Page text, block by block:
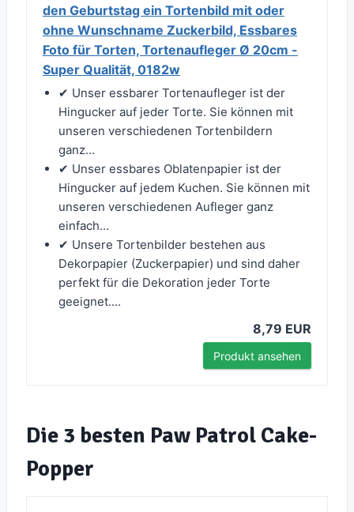
den Geburtstag ein Tortenbild mit oder
ohne Wunschname Zuckerbild, Essbares
Foto für Torten, Tortenaufleger Ø 20cm -
Super Qualität, 0182w
✔ Unser essbarer Tortenaufleger ist der
Hingucker auf jeder Torte. Sie können mit
unseren verschiedenen Tortenbildern
ganz...
✔ Unser essbares Oblatenpapier ist der
Hingucker auf jedem Kuchen. Sie können mit
unseren verschiedenen Aufleger ganz
einfach...
✔ Unsere Tortenbilder bestehen aus
Dekorpapier (Zuckerpapier) und sind daher
perfekt für die Dekoration jeder Torte
geeignet....
8,79 EUR
Produkt ansehen
Die 3 besten Paw Patrol Cake-
Popper